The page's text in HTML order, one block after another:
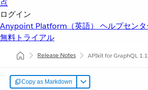
点
ログイン
Anypoint Platform（英語） ヘルプセンタ
無料トライアル
Release Notes APIkit for GraphQL
Copy as Markdown